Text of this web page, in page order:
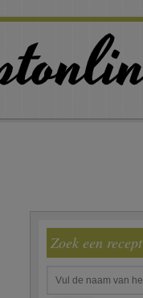
Zoek een recept